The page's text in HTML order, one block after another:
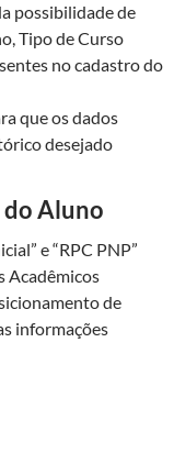
possibilidade de
Tipo de Curso
no cadastro do
que os dados
desejado
do Aluno
e “RPC PNP”
Acadêmicos
de
informações